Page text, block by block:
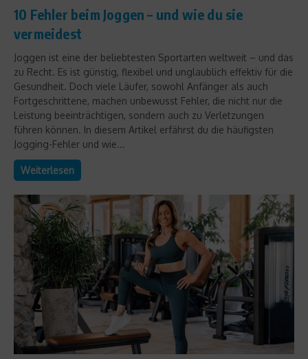
10 Fehler beim Joggen – und wie du sie
vermeidest
Joggen ist eine der beliebtesten Sportarten weltweit – und das
zu Recht. Es ist günstig, flexibel und unglaublich effektiv für die
Gesundheit. Doch viele Läufer, sowohl Anfänger als auch
Fortgeschrittene, machen unbewusst Fehler, die nicht nur die
Leistung beeinträchtigen, sondern auch zu Verletzungen
führen können. In diesem Artikel erfährst du die häufigsten
Jogging-Fehler und wie...
Weiterlesen